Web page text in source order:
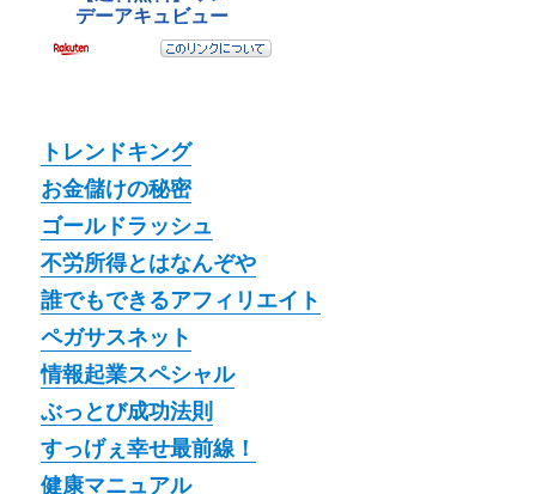
トレンドキング
お金儲けの秘密
ゴールドラッシュ
不労所得とはなんぞや
誰でもできるアフィリエイト
ペガサスネット
情報起業スペシャル
ぶっとび成功法則
すっげぇ幸せ最前線！
健康マニュアル